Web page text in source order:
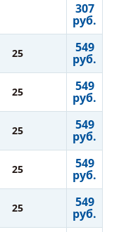
307
руб.
25 549
руб.
25 549
руб.
25 549
руб.
25 549
руб.
25 549
руб.